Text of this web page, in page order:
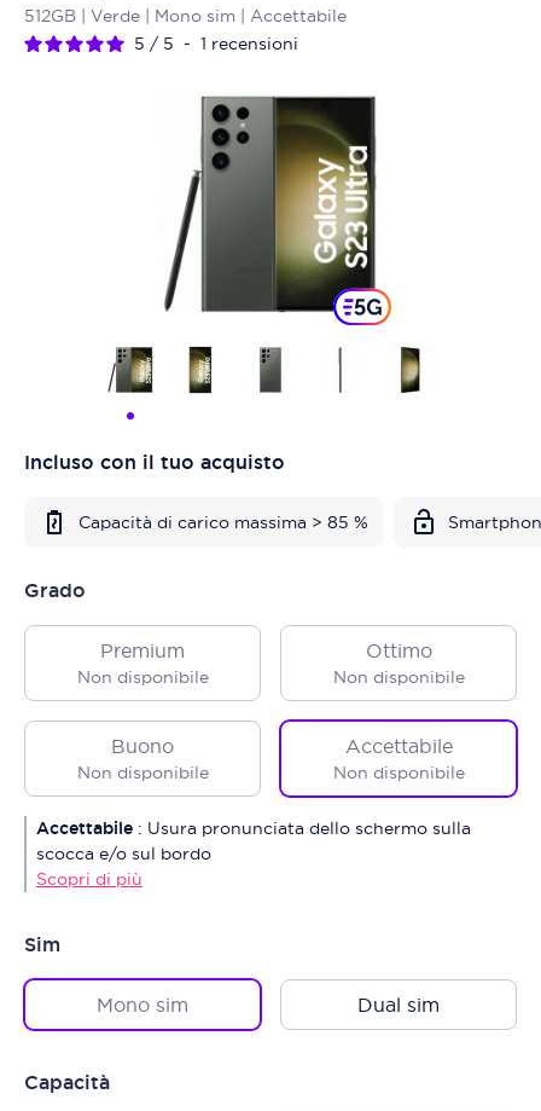
512GB | Verde | Mono sim | Accettabile
5 / 5 - 1 recensioni
Incluso con il tuo acquisto
Capacità di carico massima > 85 %
Grado
Premium
Non disponibile
Ottimo
Non disponibile
Buono
Non disponibile
Accettabile
Non disponibile
Accettabile : Usura pronunciata dello schermo sulla
scocca e/o sul bordo
Scopri di più
Sim
Mono sim Dual sim
Capacità